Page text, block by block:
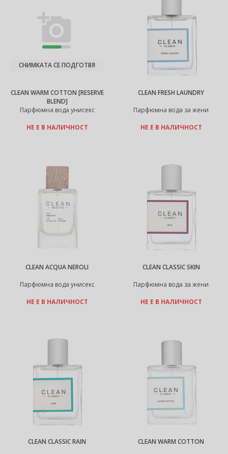
CLEAN WARM COTTON [RESERVE
BLEND]
Парфюмна вода унисекс
СНИМКАТА СЕ ПОДГОТВЯ
НЕ Е В НАЛИЧНОСТ
CLEAN FRESH LAUNDRY
Парфюмна вода за жени
НЕ Е В НАЛИЧНОСТ
CLEAN ACQUA NEROLI
Парфюмна вода унисекс
НЕ Е В НАЛИЧНОСТ
CLEAN CLASSIC SKIN
Парфюмна вода за жени
НЕ Е В НАЛИЧНОСТ
CLEAN CLASSIC RAIN
CLEAN WARM COTTON